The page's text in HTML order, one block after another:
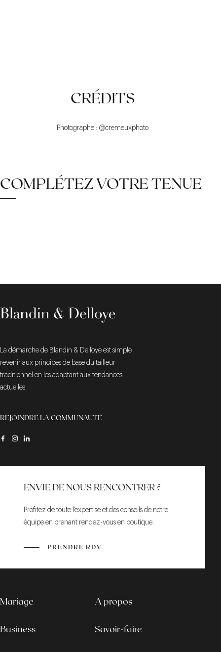
PRINTANIER
LA COMBINAISON DES
PIÈCES
CRÉDITS
Photographe : @cremeuxphoto
COMPLÉTEZ VOTRE TENUE
La démarche de Blandin & Delloye est simple :
revenir aux principes de base du tailleur
traditionnel en les adaptant aux tendances
actuelles.
REJOINDRE LA COMMUNAUTÉ
ENVIE DE NOUS RENCONTRER ?
Profitez de toute l’expertise et des conseils de notre
équipe en prenant rendez-vous en boutique.
PRENDRE RDV
Mariage
Business
A propos
Savoir-faire